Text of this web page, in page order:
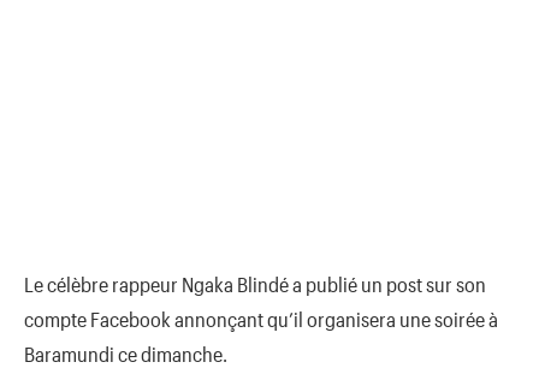
Le célèbre rappeur Ngaka Blindé a publié un post sur son
compte Facebook annonçant qu’il organisera une soirée à
Baramundi ce dimanche.